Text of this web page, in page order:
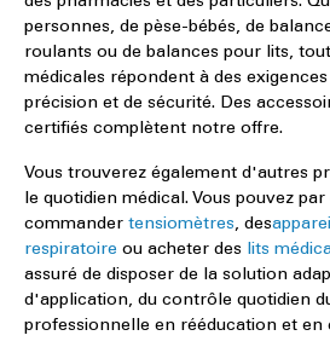
personnes, de pèse-bébés, de
roulants ou de balances pour lits,
médicales répondent à des
précision et de sécurité. Des
certifiés complètent notre offre.
Vous trouverez également d'autres
le quotidien médical. Vous pouvez par
commander tensiomètres, des
respiratoire ou acheter des lits
assuré de disposer de la solution
d'application, du contrôle quotidien
professionnelle en rééducation et en